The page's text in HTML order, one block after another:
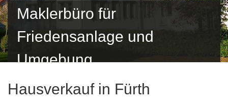
Maklerbüro für
Friedensanlage und
Umgebung
Hausverkauf in Fürth